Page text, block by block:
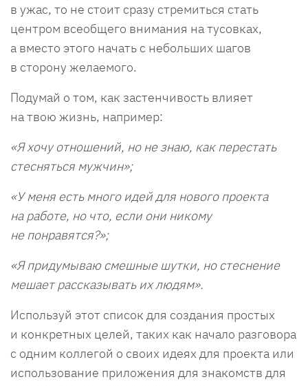
в ужас, то не стоит сразу стремиться стать
центром всеобщего внимания на тусовках,
а вместо этого начать с небольших шагов
в сторону желаемого.
Подумай о том, как застенчивость влияет
на твою жизнь, например:
«Я хочу отношений, но не знаю, как перестать
стесняться мужчин»;
«У меня есть много идей для нового проекта
на работе, но что, если они никому
не понравятся?»;
«Я придумываю смешные шутки, но стеснение
мешает рассказывать их людям».
Используй этот список для создания простых
и конкретных целей, таких как начало разговора
с одним коллегой о своих идеях для проекта или
использование приложения для знакомств для